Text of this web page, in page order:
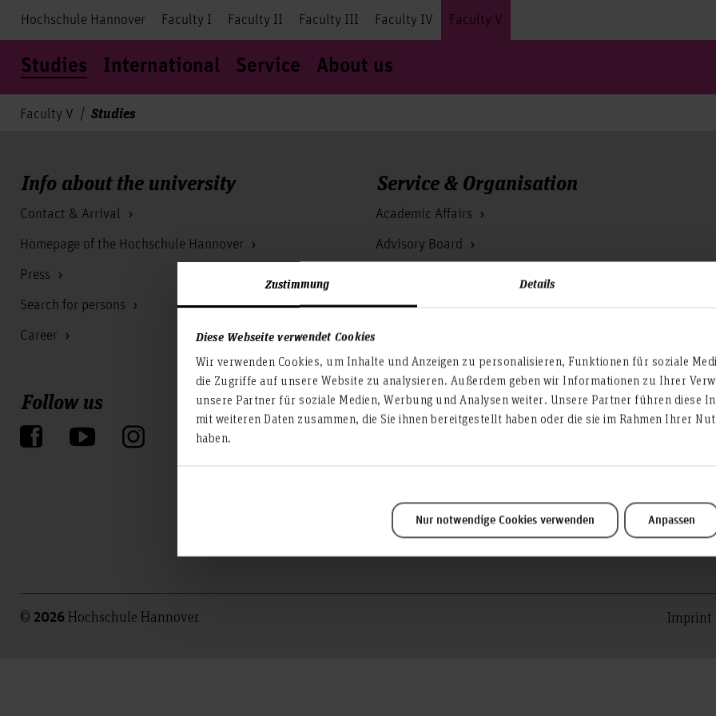
Zustimmung Details
Diese Webseite verwendet Cookies
Wir verwenden Cookies, um Inhalte und Anzeigen zu personalisieren, Funktionen für soziale
die Zugriffe auf unsere Website zu analysieren. Außerdem geben wir Informationen zu Ihrer
unsere Partner für soziale Medien, Werbung und Analysen weiter. Unsere Partner führen diese
mit weiteren Daten zusammen, die Sie ihnen bereitgestellt haben oder die sie im Rahmen Ihrer
haben.
Nur notwendige Cookies verwenden Anpassen
Hochschule Hannover Faculty I Faculty II Faculty III Faculty IV Faculty V
Studies International Service About us
Faculty V Studies
Info about the university
Contact & Arrival
Homepage of the Hochschule Hannover
Press
Search for persons
Career
Follow us
Service & Organisation
Academic Affairs
Advisory Board
Communications and Marketing
Data protection
Executive Board
Facility management
Library
© 2026 Hochschule Hannover Imprint